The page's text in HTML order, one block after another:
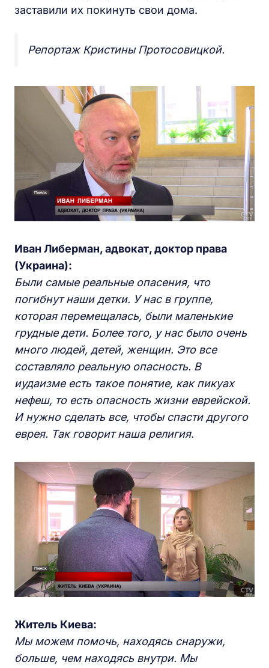
заставили их покинуть свои дома.
Репортаж Кристины Протосовицкой.
Иван Либерман, адвокат, доктор права
(Украина):
Были самые реальные опасения, что
погибнут наши детки. У нас в группе,
которая перемещалась, были маленькие
грудные дети. Более того, у нас было очень
много людей, детей, женщин. Это все
составляло реальную опасность. В
иудаизме есть такое понятие, как пикуах
нефеш, то есть опасность жизни еврейской.
И нужно сделать все, чтобы спасти другого
еврея. Так говорит наша религия.
Житель Киева:
Мы можем помочь, находясь снаружи,
больше, чем находясь внутри. Мы